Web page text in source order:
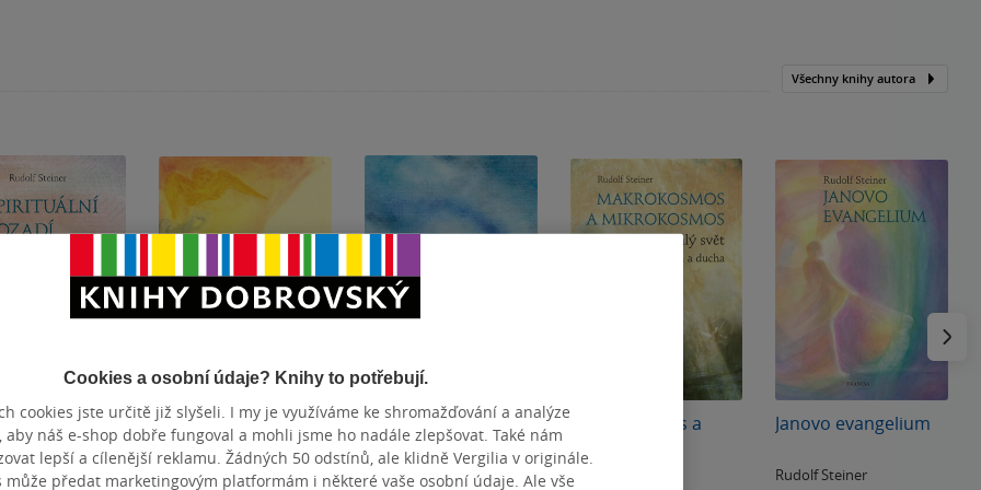
Všechny knihy autora
pozadí
světa. Pád
temnoty
Působení
duchovních bytostí
na člověka
Rudolf Steiner
Základy esoteriky
Rudolf Steiner
Makrokosmos a
mikrokosmos
Rudolf Steiner
Janovo evangelium
Rudolf Steiner
Cookies a osobní údaje? Knihy to potřebují.
cookies jste určitě již slyšeli. I my je využíváme ke shromažďování a analýze
aby náš e-shop dobře fungoval a mohli jsme ho nadále zlepšovat. Také nám
lepší a cílenější reklamu. Žádných 50 odstínů, ale klidně Vergilia v originále.
může předat marketingovým platformám i některé vaše osobní údaje. Ale vše